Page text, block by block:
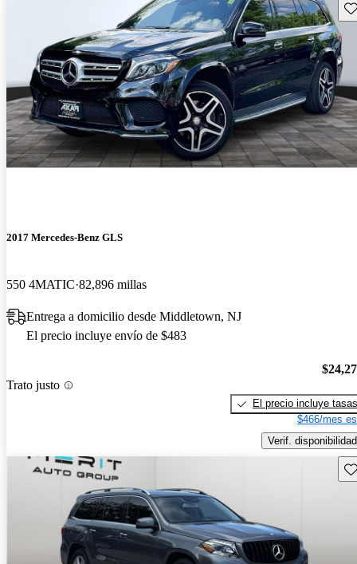
2017 Mercedes-Benz GLS
550 4MATIC 82,896 millas
Entrega a domicilio desde Middletown, NJ
El precio incluye envío de $483
Trato justo
El precio incluye tasas
$466/mes
Verif. disponibilidad